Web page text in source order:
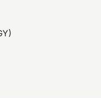
halten wir
besten wenn
wir werden
denn
Lefay.
)